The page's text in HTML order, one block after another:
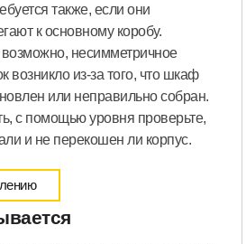
также, если они
к основному коробу.
несимметричное
возникло из-за того, что шкаф
или неправильно собран.
с помощью уровня проверьте,
и не перекошен ли корпус.